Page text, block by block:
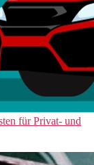
für Privat- und